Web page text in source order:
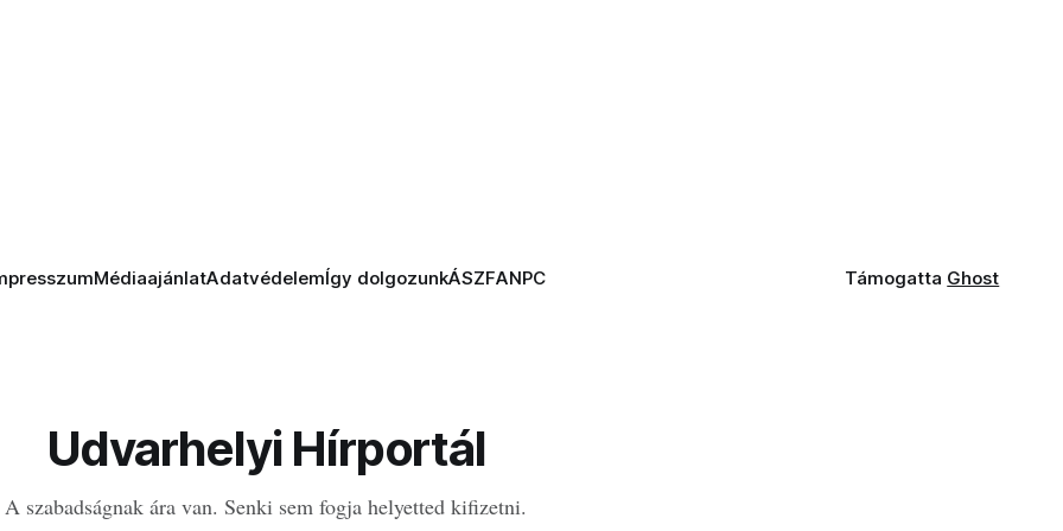
MédiaajánlatAdatvédelemÍgy dolgozunkÁSZFANPC Támogatta Ghost
Udvarhelyi Hírportál
A szabadságnak ára van. Senki sem fogja helyetted kifizetni.